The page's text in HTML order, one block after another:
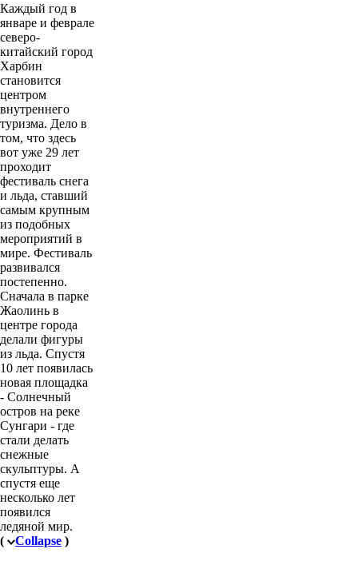
Каждый год в
январе и феврале
северо-
китайский город
Харбин
становится
центром
внутреннего
туризма. Дело в
том, что здесь
вот уже 29 лет
проходит
фестиваль снега
и льда, ставший
самым крупным
из подобных
мероприятий в
мире. Фестиваль
развивался
постепенно.
Сначала в парке
Жаолинь в
центре города
делали фигуры
из льда. Спустя
10 лет появилась
новая площадка
- Солнечный
остров на реке
Сунгари - где
стали делать
снежные
скульптуры. А
спустя еще
несколько лет
появился
ледяной мир.
(
Collapse )